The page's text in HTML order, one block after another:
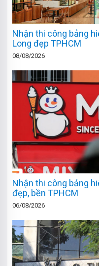
Nhận thi công bảng
Long đẹp TPHCM
08/08/2026
Nhận thi công bảng
đẹp, bền TPHCM
06/08/2026